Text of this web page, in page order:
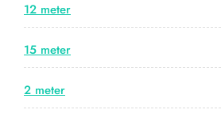
12 meter
15 meter
2 meter